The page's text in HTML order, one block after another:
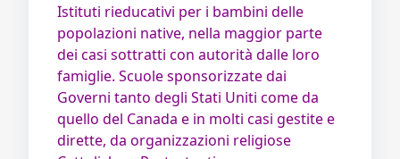
Istituti rieducativi per i bambini delle
popolazioni native, nella maggior parte
dei casi sottratti con autorità dalle loro
famiglie. Scuole sponsorizzate dai
Governi tanto degli Stati Uniti come da
quello del Canada e in molti casi gestite e
dirette, da organizzazioni religiose